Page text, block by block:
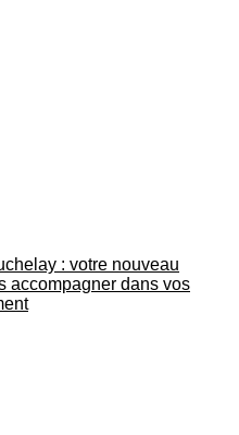
: votre nouveau
accompagner dans vos